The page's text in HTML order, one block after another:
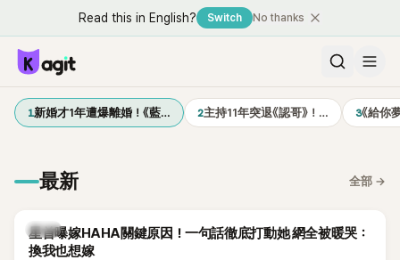
Read this in English? Switch No thanks
1新婚才1年遭爆離婚！《藍… 2主持11年突退《認哥》！… 3《給你
最新 全部 →
韓星
星首曝嫁HAHA關鍵原因！一句話徹底打動她 網全被暖哭：
換我也想嫁